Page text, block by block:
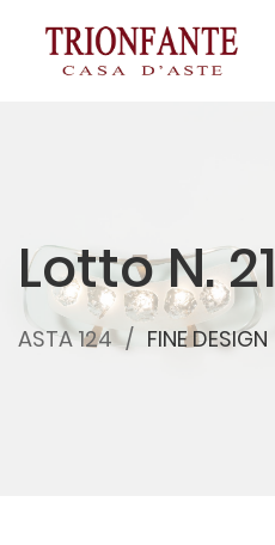
Lotto N. 21
ASTA 124 FINE DESIGN